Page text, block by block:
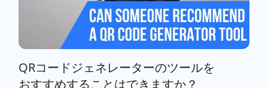
QRコードジェネレーターのツールを
おすすめすることはできますか？